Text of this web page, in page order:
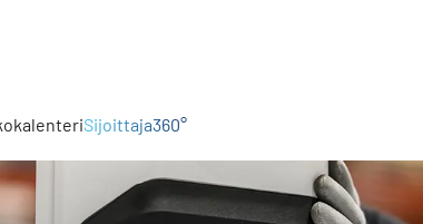
Sijoittaja360°